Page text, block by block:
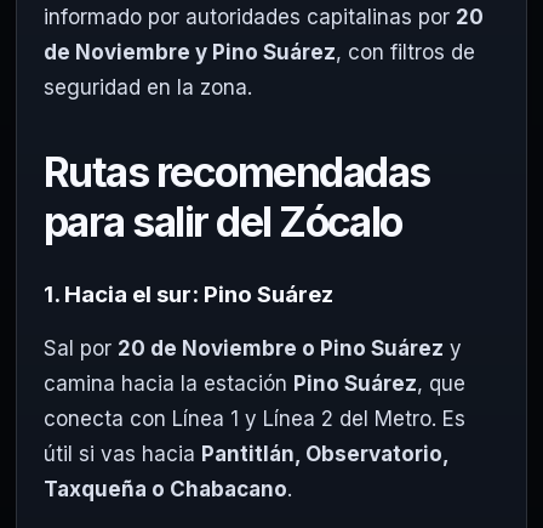
informado por autoridades capitalinas por 20
de Noviembre y Pino Suárez, con filtros de
seguridad en la zona.
Rutas recomendadas
para salir del Zócalo
1. Hacia el sur: Pino Suárez
Sal por 20 de Noviembre o Pino Suárez y
camina hacia la estación Pino Suárez, que
conecta con Línea 1 y Línea 2 del Metro. Es
útil si vas hacia Pantitlán, Observatorio,
Taxqueña o Chabacano.